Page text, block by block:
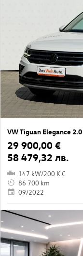
29 900,00 €
58 479,32 лв.
147 kW/200 K.C
86 700 km
09/2022